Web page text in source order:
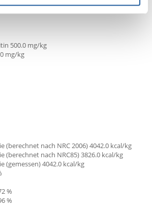
500.0 mg/kg
mg/kg
(berechnet nach NRC 2006) 4042.0 kcal/kg
(berechnet nach NRC85) 3826.0 kcal/kg
(gemessen) 4042.0 kcal/kg
%
%